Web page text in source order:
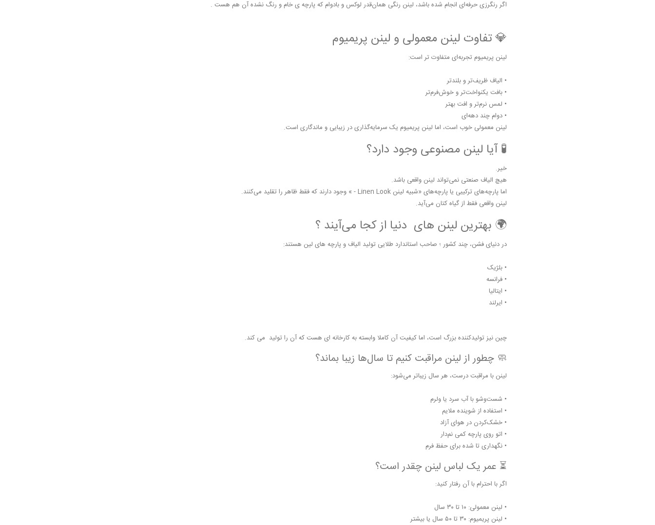
اگر رنگرزی حرفه‌ای انجام شده باشد، لینن رنگی همان‌قدر لوکس و بادوام كه پارچه ى خام و رنگ نشده آن هم هست .
💎 تفاوت لینن معمولی و لینن پریمیوم
لینن پریمیوم تجربه‌ای متفاوت تر است:
• الیاف ظریف‌تر و بلندتر
• بافت یکنواخت‌تر و خوش‌فرم‌تر
• لمس نرم‌تر و افت بهتر
• دوام چند دهه‌ای
لینن معمولی خوب است، اما لینن پریمیوم یک سرمایه‌گذاری در زیبایی و ماندگاری است.
🧪 آیا لینن مصنوعی وجود دارد؟
خیر.
هیچ الیاف صنعتی نمی‌تواند لینن واقعی باشد.
اما پارچه‌های ترکیبی یا پارچه‌های «شبیه لینن Linen Look - » وجود دارند که فقط ظاهر را تقلید می‌کنند.
لینن واقعی فقط از گیاه کتان می‌آید.
🌍 بهترین لینن هاى دنیا از کجا می‌آيند ؟
در دنیای فشن، چند کشور ؛ صاحب استاندارد طلایی تولید الياف و پارچه هاى لين هستند:
• بلژیک
• فرانسه
• ایتالیا
• ایرلند
چین نیز تولیدکننده بزرگ است، اما کیفیت آن كاملا وابسته به كارخانه اى هست كه آن را توليد مى كند.
🧼 چطور از لینن مراقبت کنیم تا سال‌ها زیبا بماند؟
لینن با مراقبت درست، هر سال زیباتر می‌شود:
• شست‌وشو با آب سرد یا ولرم
• استفاده از شوینده ملایم
• خشک‌کردن در هوای آزاد
• اتو روی پارچه کمی نم‌دار
• نگهداری تا شده برای حفظ فرم
⏳ عمر یک لباس لینن چقدر است؟
اگر با احترام با آن رفتار کنید:
• لینن معمولی: ۱۰ تا ۳۰ سال
• لینن پریمیوم: ۳۰ تا ۵۰ سال یا بیشتر